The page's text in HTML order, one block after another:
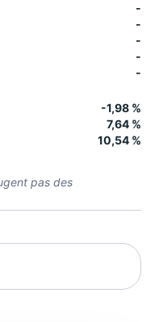
-
-
-
-
-
-1,98 %
7,64 %
10,54 %
pas des